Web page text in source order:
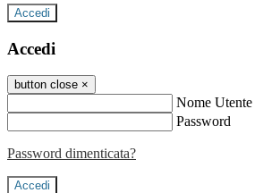
Accedi
Accedi
button close ×
Nome Utente
Password
Password dimenticata?